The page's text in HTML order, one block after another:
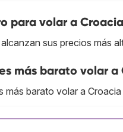
para volar a
sus precios más
más barato volar a
más barato volar a